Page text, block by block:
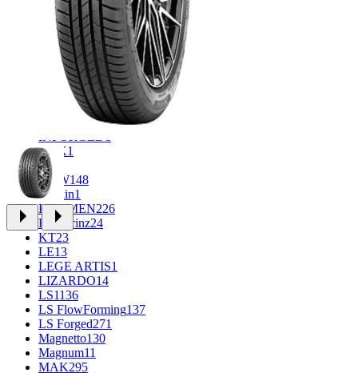
CROSS_STREET 31
Eurodisk1
30
FR REPLICA1
34
Grizzly3
933
iFree Original49
K&K1
K7
KDW148
Keskin1
KHOMEN226
Kronprinz24
KT23
LE13
LEGE ARTIS1
LIZARDO14
LS1136
LS FlowForming137
LS Forged271
Magnetto130
Magnum11
MAK295